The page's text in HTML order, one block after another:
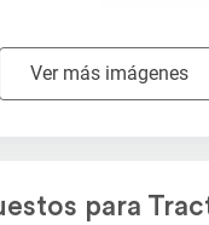
Ver más imágenes
para